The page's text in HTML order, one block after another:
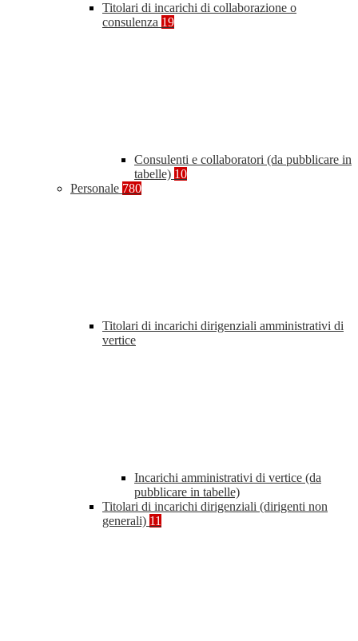
Titolari di incarichi di collaborazione o
consulenza 19
Consulenti e collaboratori (da pubblicare in
tabelle) 10
Personale 780
Titolari di incarichi dirigenziali amministrativi di
vertice
Incarichi amministrativi di vertice (da
pubblicare in tabelle)
Titolari di incarichi dirigenziali (dirigenti non
generali) 11